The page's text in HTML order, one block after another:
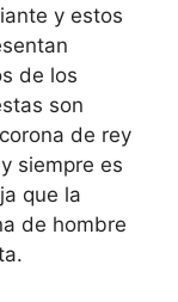
y estos
de los
son
de rey
siempre es
que la
de hombre